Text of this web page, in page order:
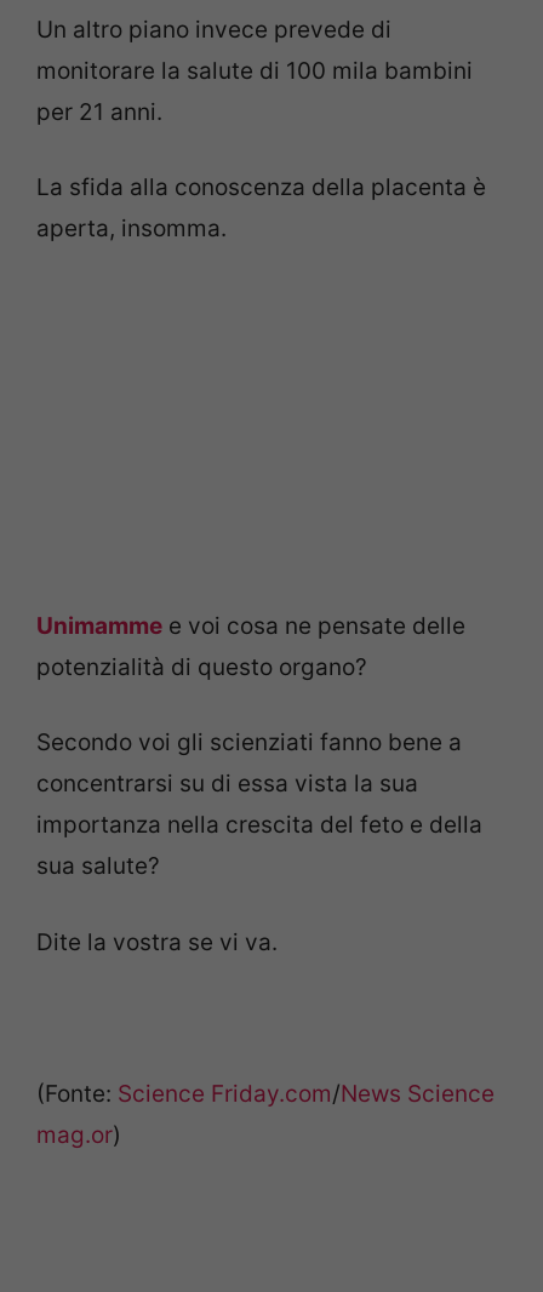
Un altro piano invece prevede di
monitorare la salute di 100 mila bambini
per 21 anni.
La sfida alla conoscenza della placenta è
aperta, insomma.
Unimamme e voi cosa ne pensate delle
potenzialità di questo organo?
Secondo voi gli scienziati fanno bene a
concentrarsi su di essa vista la sua
importanza nella crescita del feto e della
sua salute?
Dite la vostra se vi va.
(Fonte: Science Friday.com/News Science
mag.or)